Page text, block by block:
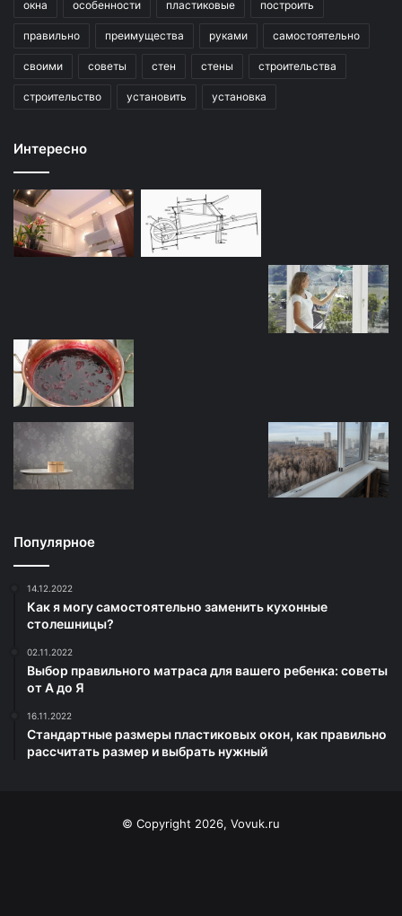
окна особенности пластиковые построить
правильно преимущества руками самостоятельно
своими советы стен стены строительства
строительство установить установка
Интересно
Популярное
14.12.2022
Как я могу самостоятельно заменить кухонные
столешницы?
02.11.2022
Выбор правильного матраса для вашего ребенка: советы
от А до Я
16.11.2022
Стандартные размеры пластиковых окон, как правильно
рассчитать размер и выбрать нужный
© Copyright 2026, Vovuk.ru